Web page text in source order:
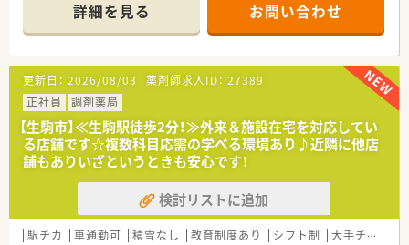
【店舗情報と応需状況について】
■近鉄奈良線の東生駒駅から徒歩3分という、毎日の通勤に非常
に便利な立地にある調剤薬局です。
■近隣のクリニックから主に小児科の処方箋を応需しており、1
日の枚数は平均50枚ほどとなっています。
■薬剤師は常時2名体制を基本としており、一人ひとりの患者様
とじっくり向き合える環境が整っています。
【求人情報について】
■給与は経験やスキルをしっかりと考慮した上で交渉させてい
ただき、年収400万円から550万円の提示です。
■年間休日は120日以上確保されており、日祝休みに加えて他シ
フト制で無理なく働ける就業条件となります。
■住宅補助手当や時間外手当などの各種手当も完備されており、
詳細を見る お問い合わせ
更新日： 2026/08/03 薬剤師求人ID： 27389
正社員
調剤薬局
【生駒市】≪生駒駅徒歩2分！≫外来＆施設在宅を対応してい
る店舗です☆複数科目応需の学べる環境あり♪近隣に他店
舗もありいざというときも安心です！
検討リストに追加
駅チカ 車通勤可 積雪なし 教育制度あり シフト制 大手チェーン以外